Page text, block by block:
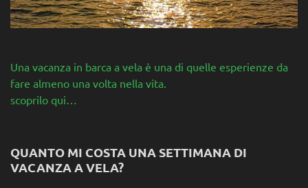
Una vacanza in barca a vela è una di quelle esperienze da
fare almeno una volta nella vita.
scoprilo qui…
QUANTO MI COSTA UNA SETTIMANA DI
VACANZA A VELA?